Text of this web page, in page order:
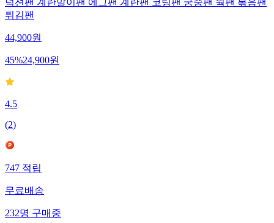
덕션팬 계란말이팬 에그팬 계란팬 코팅팬 궁중팬 웍팬 볶음팬
튀김팬
44,900원
45%24,900원
4.5
(2)
747적립
무료배송
232명구매중